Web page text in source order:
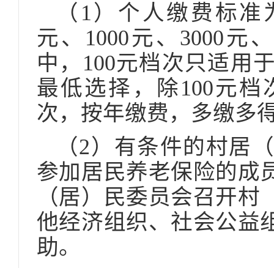
（1）个人缴费标准
元、1000元、3000元
中，100元档次只适用
最低选择，除100元
次，按年缴费，多缴多
（2）有条件的村居
参加居民养老保险的成
（居）民委员会召开
他经济组织、社会公益
助。